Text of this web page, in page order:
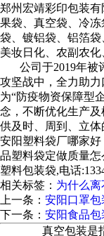
郑州宏靖彩印包装
果袋、真空袋、冷
袋、镀铝袋、铝箔袋
美妆日化、农副农化
公司于2019年被
攻坚战中，全力助
为“防疫物资保障型
念，不断优化生产
供及时、周到、立体
安阳塑料袋厂哪家
品塑料袋定做质量
塑料包装袋,电话
相关标签： 为什么离
上一条： 安阳口罩包
下一条： 安阳食品包
真空包装是